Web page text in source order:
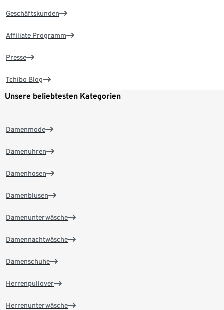
Geschäftskunden
Affiliate Programm
Presse
Tchibo Blog
Unsere beliebtesten Kategorien
Damenmode
Damenuhren
Damenhosen
Damenblusen
Damenunterwäsche
Damennachtwäsche
Damenschuhe
Herrenpullover
Herrenunterwäsche